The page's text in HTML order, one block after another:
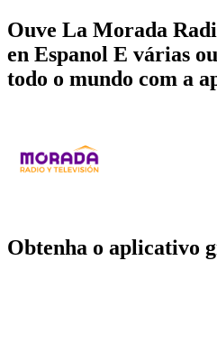
Ouve La Morada
en Espanol E várias
todo o mundo com a
Obtenha o aplicativo